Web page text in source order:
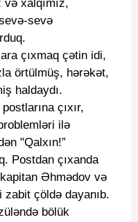
xalqımız,
sevə
çıxmaq çətin idi,
örtülmüş, hərəkət,
haldaydı.
çıxır,
ilə
"Qalxın!”
Postdan çıxanda
Əhmədov və
zabit çöldə dayanıb.
bölük